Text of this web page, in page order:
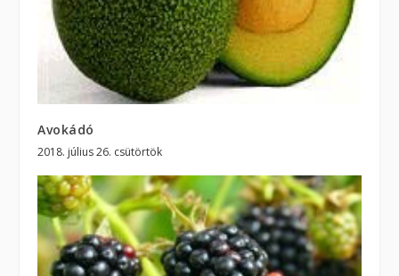
Avokádó
2018. július 26. csütörtök